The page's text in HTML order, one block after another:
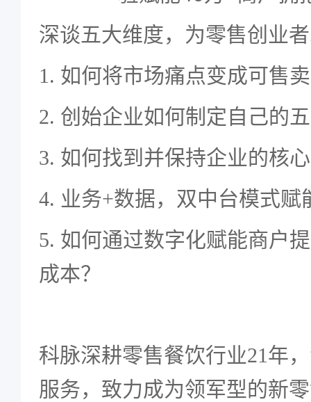
深谈五大维度，为零售创业
1. 如何将市场痛点变成可售
2. 创始企业如何制定自己的
3. 如何找到并保持企业的核
4. 业务+数据，双中台模式赋
5. 如何通过数字化赋能商户
成本？
科脉深耕零售餐饮行业21年
服务，致力成为领军型的新